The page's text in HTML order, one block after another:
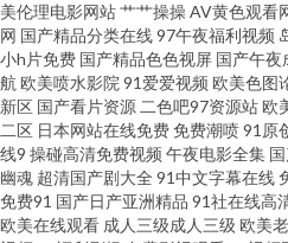
人天堂Av 国外碰视频网站91 69成人午
91极速版在线看 桃色午夜天 精品按摩
卡c 三级黄免费观看 国产91免费在线视频
逼 九一蜜桃 91九色黄色视频 欧美成人
美伦理电影网站艹艹操操AV黄色观看
网 国产精品分类在线97午夜福利视频
小h片免费 国产精品色色视屏 国产午夜
航 欧美喷水影院 91爱爱视频 欧美色图
新区 国产看片资源 二色吧97资源站欧
二区 日本网站在线免费免费潮喷91原
线9 操碰高清免费视频 午夜电影全集
幽魂 超清国产剧大全 91中文字幕在线
免费91 国产日产亚洲精品 91社在线高
欧美在线观看 成人三级成人三级 欧美